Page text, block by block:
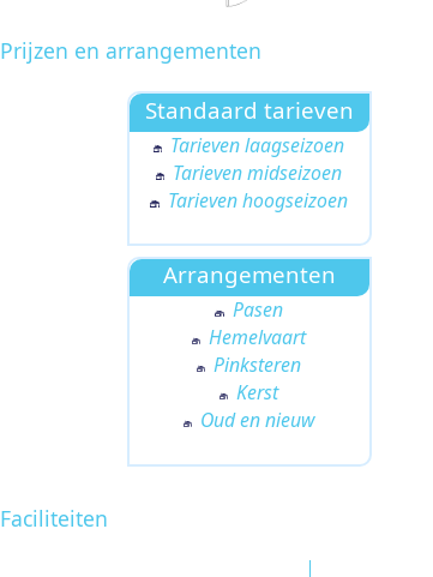
Prijzen en arrangementen
Standaard tarieven
Tarieven laagseizoen
Tarieven midseizoen
Tarieven hoogseizoen
Arrangementen
Pasen
Hemelvaart
Pinksteren
Kerst
Oud en nieuw
Faciliteiten